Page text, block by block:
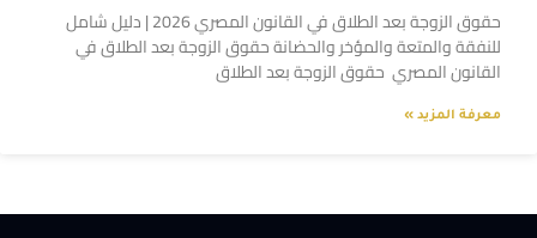
حقوق الزوجة بعد الطلاق في القانون المصري 2026 | دليل شامل
للنفقة والمتعة والمؤخر والحضانة حقوق الزوجة بعد الطلاق في
القانون المصري حقوق الزوجة بعد الطلاق
معرفة المزيد »